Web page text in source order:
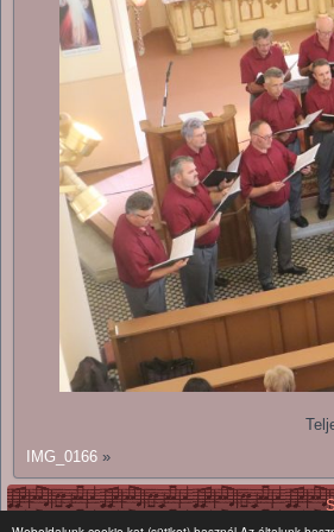
IMG_0166 »